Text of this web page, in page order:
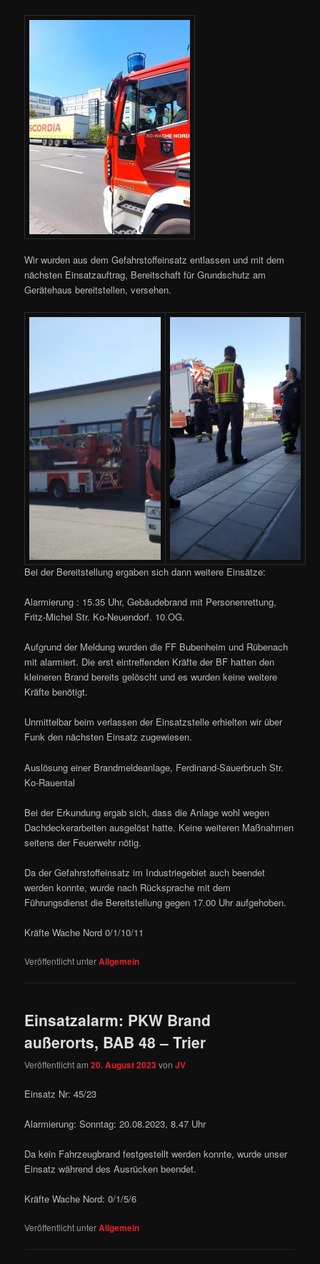
Wir wurden aus dem Gefahrstoffeinsatz entlassen und mit dem
nächsten Einsatzauftrag, Bereitschaft für Grundschutz am
Gerätehaus bereitstellen, versehen.
Bei der Bereitstellung ergaben sich dann weitere Einsätze:
Alarmierung : 15.35 Uhr, Gebäudebrand mit Personenrettung,
Fritz-Michel Str. Ko-Neuendorf. 10.OG.
Aufgrund der Meldung wurden die FF Bubenheim und Rübenach
mit alarmiert. Die erst eintreffenden Kräfte der BF hatten den
kleineren Brand bereits gelöscht und es wurden keine weitere
Kräfte benötigt.
Unmittelbar beim verlassen der Einsatzstelle erhielten wir über
Funk den nächsten Einsatz zugewiesen.
Auslösung einer Brandmeldeanlage, Ferdinand-Sauerbruch Str.
Ko-Rauental
Bei der Erkundung ergab sich, dass die Anlage wohl wegen
Dachdeckerarbeiten ausgelöst hatte. Keine weiteren Maßnahmen
seitens der Feuerwehr nötig.
Da der Gefahrstoffeinsatz im Industriegebiet auch beendet
werden konnte, wurde nach Rücksprache mit dem
Führungsdienst die Bereitstellung gegen 17.00 Uhr aufgehoben.
Kräfte Wache Nord 0/1/10/11
Veröffentlicht unterAllgemein
Einsatzalarm: PKW Brand
außerorts, BAB 48 – Trier
Veröffentlicht am20. August 2023vonJV
Einsatz Nr: 45/23
Alarmierung: Sonntag: 20.08.2023, 8.47 Uhr
Da kein Fahrzeugbrand festgestellt werden konnte, wurde unser
Einsatz während des Ausrücken beendet.
Kräfte Wache Nord: 0/1/5/6
Veröffentlicht unterAllgemein